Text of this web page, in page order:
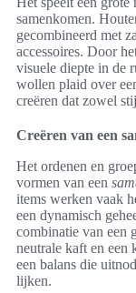
samenkomen.
gecombineerd met
accessoires. Door
visuele diepte in de
wollen plaid over
creëren dat zowel
Creëren van een
Het ordenen en
vormen van een
items werken vaak
een dynamisch
combinatie van een
neutrale kaft en een
een balans die
lijken.